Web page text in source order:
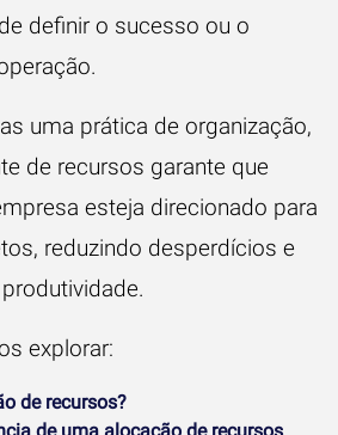
definir o sucesso ou o
uma prática de organização,
de recursos garante que
esteja direcionado para
reduzindo desperdícios e
explorar:
de recursos?